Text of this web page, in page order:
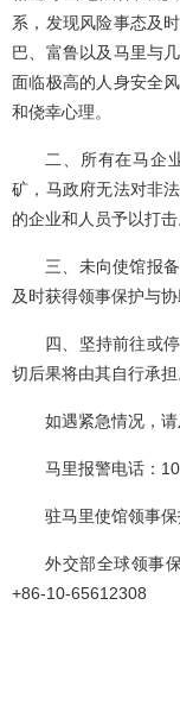
系，发现风险事态及
巴、富鲁以及马里与
面临极高的人身安全
和侥幸心理。
二、所有在马企
矿，马政府无法对非
的企业和人员予以打击
三、未向使馆报
及时获得领事保护与协
四、坚持前往或
切后果将由其自行承担
如遇紧急情况，
马里报警电话：
驻马里使馆领事
外交部全球领事
+86-10-65612308